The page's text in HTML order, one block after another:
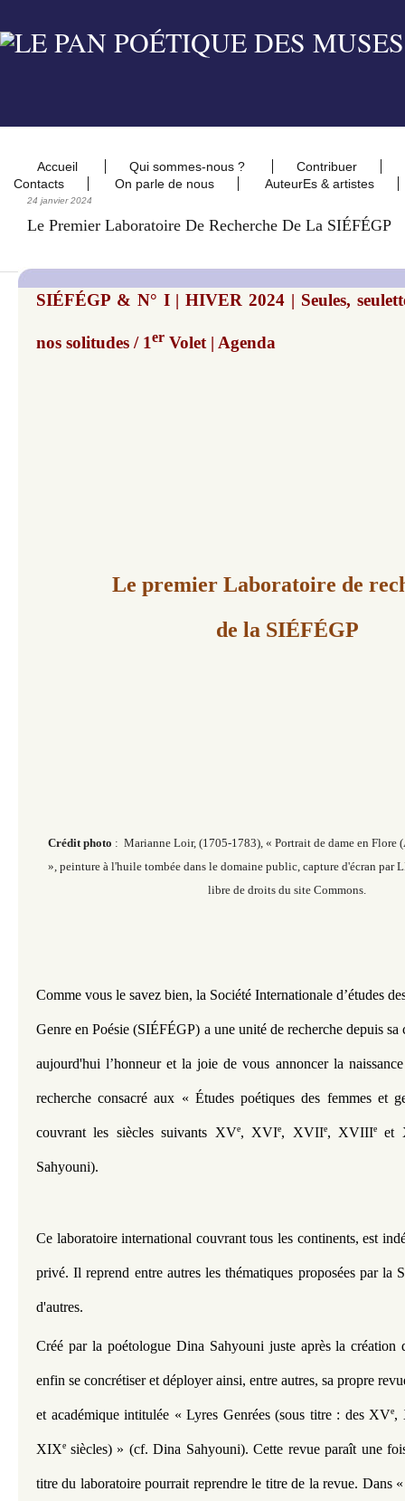
Accueil Qui sommes-nous ?
Contribuer
Contacts
On parle de nous AuteurEs & artistes
24 janvier 2024
Le Premier Laboratoire De Recherche De La SIÉFÉGP
SIÉFÉGP & N° I | HIVER 2024 | Seules,
nos solitudes / 1er Volet | Agenda
Le premier Laboratoire de
de la SIÉFÉGP
Crédit photo : Marianne Loir, (1705-1783), « Portrait de dame en Flore
», peinture à l'huile tombée dans le domaine public, capture d'écran par
libre de droits du site Commons.
Comme vous le savez bien, la Société Internationale d’études
Genre en Poésie (SIÉFÉGP) a une unité de recherche depuis
aujourd'hui l’honneur et la joie de vous annoncer la
recherche consacré aux « Études poétiques des femmes et
couvrant les siècles suivants XVe, XVIe, XVIIe, XVIIIe et
Sahyouni).
Ce laboratoire international couvrant tous les continents, est
privé. Il reprend entre autres les thématiques proposées par la
d'autres.
Créé par la poétologue Dina Sahyouni juste après la
enfin se concrétiser et déployer ainsi, entre autres, sa propre
et académique intitulée « Lyres Genrées (sous titre : des XVe,
XIXe siècles) » (cf. Dina Sahyouni). Cette revue paraît une
titre du laboratoire pourrait reprendre le titre de la revue. Dans